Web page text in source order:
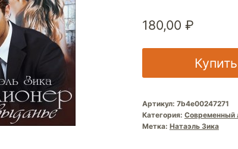
180,00 ₽
Купить
Артикул: 7b4e00247271
Категория: Современный
Метка: Натаэль Зика